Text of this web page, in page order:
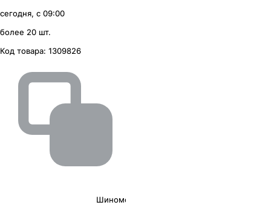
сегодня, с 09:00
более 20 шт.
Код товара: 1309826
Шиномонтаж